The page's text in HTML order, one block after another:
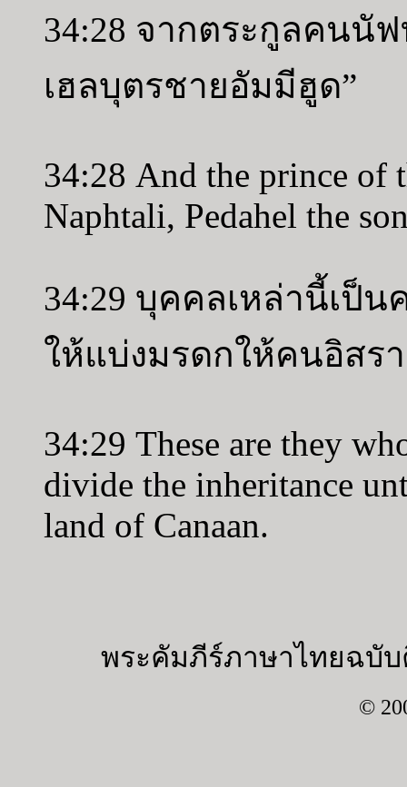
34:28 จากตระกูลคนนั
เฮลบุตรชายอัมมีฮูด”
34:28 And the prince of
Naphtali, Pedahel the
34:29 บุคคลเหล่านี้เป็
ให้แบ่งมรดกให้คนอิสร
34:29 These are they
divide the inheritance
land of Canaan.
พระคัมภีร์ภาษาไทยฉบับ
©